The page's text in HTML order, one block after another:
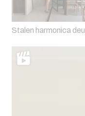
Stalen harmonica